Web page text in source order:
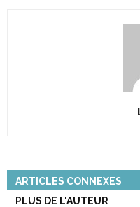
ARTICLES CONNEXES
PLUS DE L'AUTEUR